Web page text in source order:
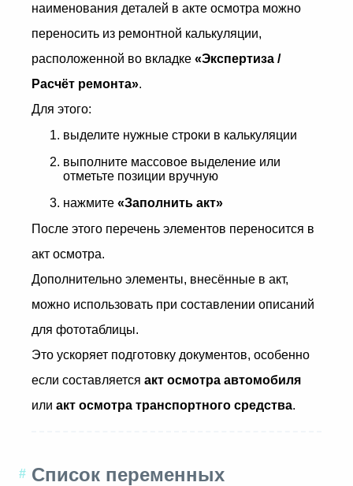
наименования деталей в акте осмотра можно
переносить из ремонтной калькуляции,
расположенной во вкладке «Экспертиза /
Расчёт ремонта».
Для этого:
выделите нужные строки в калькуляции
выполните массовое выделение или
отметьте позиции вручную
нажмите «Заполнить акт»
После этого перечень элементов переносится в
акт осмотра.
Дополнительно элементы, внесённые в акт,
можно использовать при составлении описаний
для фототаблицы.
Это ускоряет подготовку документов, особенно
если составляется акт осмотра автомобиля
или акт осмотра транспортного средства.
Список переменных